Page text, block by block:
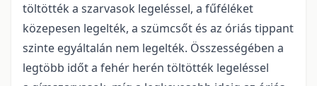
töltötték a szarvasok legeléssel, a fűféléket
közepesen legelték, a szümcsőt és az óriás tippant
szinte egyáltalán nem legelték. Összességében a
legtöbb időt a fehér herén töltötték legeléssel